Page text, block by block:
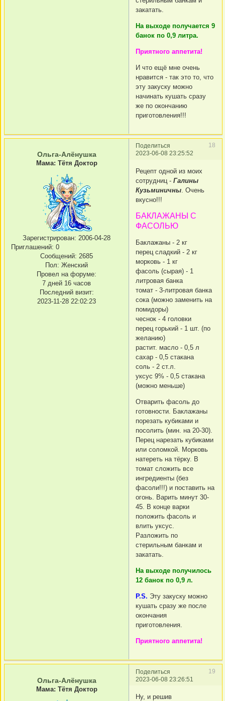
закатать.
На выходе получается 9
банок по 0,9 литра.
Приятного аппетита!
И что ещё мне очень
нравится - так это то, что
эту закуску можно
начинать кушать сразу
же по окончанию
приготовления!!!
Поделиться
18
2023-06-08 23:25:52
Ольга-Алёнушка
Мама: Тётя Доктор
Зарегистрирован: 2006-04-28
Приглашений: 0
Сообщений: 2685
Пол: Женский
Провел на форуме:
7 дней 16 часов
Последний визит:
2023-11-28 22:02:23
Рецепт одной из моих
сотрудниц - Галины
Кузьминичны . Очень
вкусно!!!
БАКЛАЖАНЫ С
ФАСОЛЬЮ
Баклажаны - 2 кг
перец сладкий - 2 кг
морковь - 1 кг
фасоль (сырая) - 1
литровая банка
томат - 3-литровая банка
сока (можно заменить на
помидоры)
чеснок - 4 головки
перец горький - 1 шт. (по
желанию)
растит. масло - 0,5 л
сахар - 0,5 стакана
соль - 2 ст.л.
уксус 9% - 0,5 стакана
(можно меньше)
Отварить фасоль до
готовности. Баклажаны
порезать кубиками и
посолить (мин. на 20-30).
Перец нарезать кубиками
или соломкой. Морковь
натереть на тёрку. В
томат сложить все
ингредиенты (без
фасоли!!!) и поставить на
огонь. Варить минут 30-
45. В конце варки
положить фасоль и
влить уксус.
Разложить по
стерильным банкам и
закатать.
На выходе получилось
12 банок по 0,9 л.
P.S. Эту закуску можно
кушать сразу же после
окончания
приготовления.
Приятного аппетита!
Поделиться
19
2023-06-08 23:26:51
Ольга-Алёнушка
Мама: Тётя Доктор
Ну, и решив